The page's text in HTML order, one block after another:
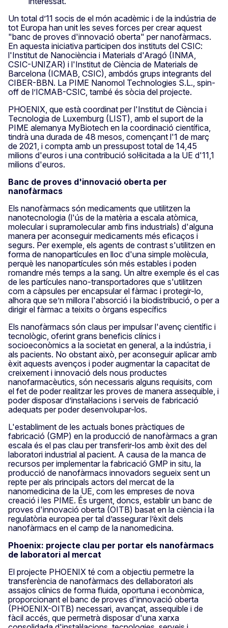
Un total d’11 socis de el món acadèmic i de la indústria de
tot Europa han unit les seves forces per crear aquest
"banc de proves d'innovació oberta" per nanofàrmacs.
En aquesta iniciativa participen dos instituts del CSIC:
l'Institut de Nanociència i Materials d'Aragó (INMA,
CSIC-UNIZAR) i l'Institut de Ciència de Materials de
Barcelona (ICMAB, CSIC), ambdós grups integrants del
CIBER-BBN. La PIME Nanomol Technologies S.L., spin-
off de l’ICMAB-CSIC, també és sòcia del projecte.
PHOENIX, que està coordinat per l'Institut de Ciència i
Tecnologia de Luxemburg (LIST), amb el suport de la
PIME alemanya MyBiotech en la coordinació científica,
tindrà una durada de 48 mesos, començant l'1 de març
de 2021, i compta amb un pressupost total de 14,45
milions d'euros i una contribució sol·licitada a la UE d'11,1
milions d'euros.
Banc de proves d'innovació oberta per
nanofàrmacs
Els nanofàrmacs són medicaments que utilitzen la
nanotecnologia (l'ús de la matèria a escala atòmica,
molecular i supramolecular amb fins industrials) d'alguna
manera per aconseguir medicaments més eficaços i
segurs. Per exemple, els agents de contrast s'utilitzen en
forma de nanopartícules en lloc d'una simple molècula,
perquè les nanopartícules són més estables i poden
romandre més temps a la sang. Un altre exemple és el cas
de les partícules nano-transportadores que s'utilitzen
com a càpsules per encapsular el fàrmac i protegir-lo,
alhora que se’n millora l'absorció i la biodistribució, o per a
dirigir el fàrmac a teixits o òrgans específics
Els nanofàrmacs són claus per impulsar l'avenç científic i
tecnològic, oferint grans beneficis clínics i
socioeconòmics a la societat en general, a la indústria, i
als pacients. No obstant això, per aconseguir aplicar amb
èxit aquests avenços i poder augmentar la capacitat de
creixement i innovació dels nous productes
nanofarmacèutics, són necessaris alguns requisits, com
el fet de poder realitzar les proves de manera assequible, i
poder disposar d’instal·lacions i serveis de fabricació
adequats per poder desenvolupar-los.
L'establiment de les actuals bones pràctiques de
fabricació (GMP) en la producció de nanofàrmacs a gran
escala és el pas clau per transferir-los amb èxit des del
laboratori industrial al pacient. A causa de la manca de
recursos per implementar la fabricació GMP in situ, la
producció de nanofàrmacs innovadors segueix sent un
repte per als principals actors del mercat de la
nanomedicina de la UE, com les empreses de nova
creació i les PIME. És urgent, doncs, establir un banc de
proves d'innovació oberta (OITB) basat en la ciència i la
regulatòria europea per tal d’assegurar l’èxit dels
nanofàrmacs en el camp de la nanomedicina.
Phoenix: projecte clau per portar els nanofàrmacs
de laboratori al mercat
El projecte PHOENIX té com a objectiu permetre la
transferència de nanofàrmacs des dellaboratori als
assajos clínics de forma fluida, oportuna i econòmica,
proporcionant el banc de proves d'innovació oberta
(PHOENIX-OITB) necessari, avançat, assequible i de
fàcil accés, que permetrà disposar d'una xarxa